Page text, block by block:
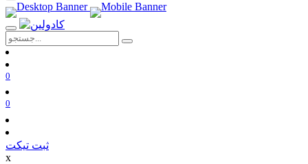
0
0
ثبت تیکت
x